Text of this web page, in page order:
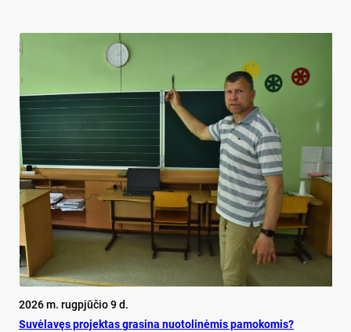
2026 m. rugpjūčio 9 d.
Su­vė­la­vęs pro­jek­tas gra­si­na nuo­to­li­nė­mis pa­mo­ko­mis?